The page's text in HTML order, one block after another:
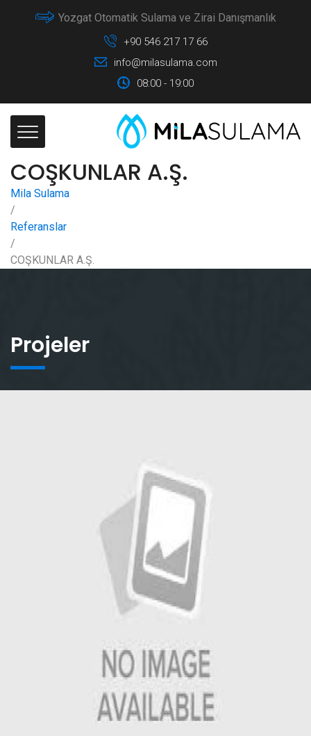
Yozgat Otomatik Sulama ve Zirai Danışmanlık
+90 546 217 17 66
info@milasulama.com
08:00 - 19:00
COŞKUNLAR A.Ş.
Mila Sulama
/
Referanslar
/
COŞKUNLAR A.Ş.
Projeler